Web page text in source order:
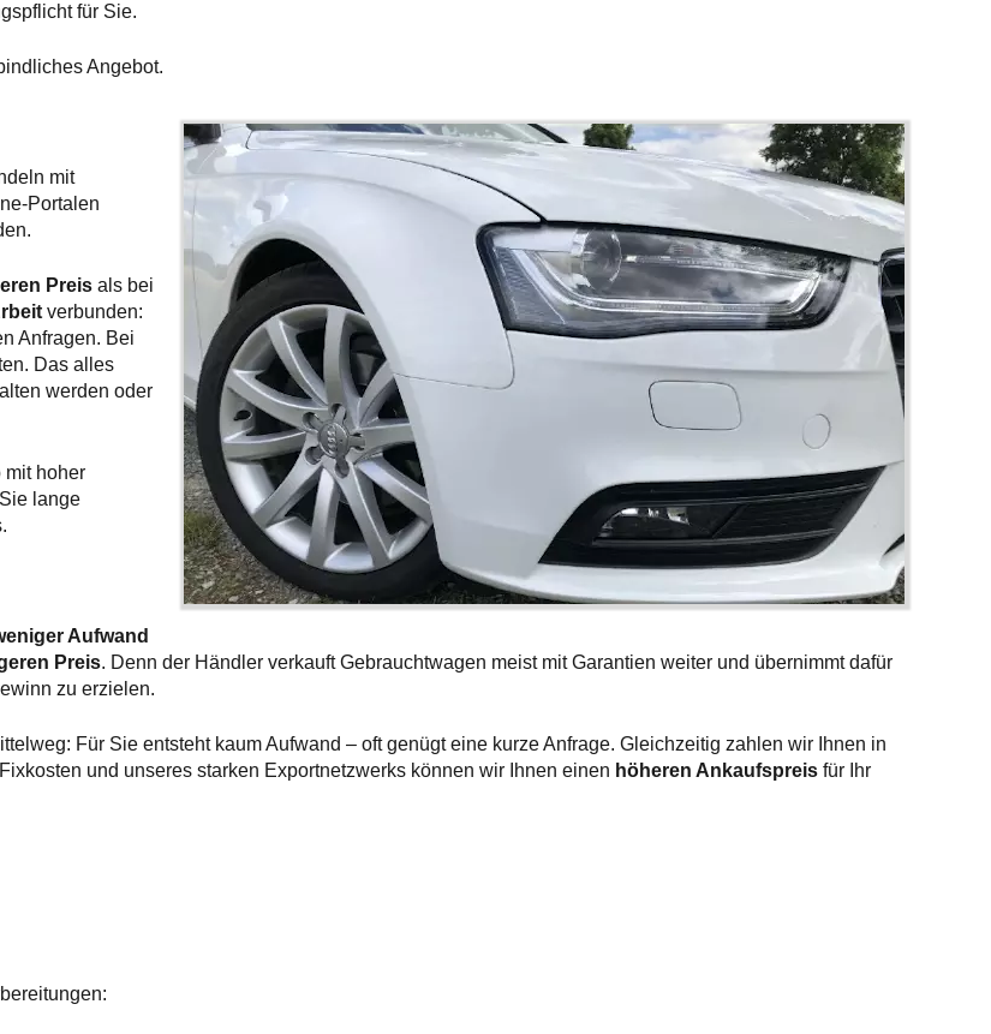
für Sie.
Angebot.
mit
Portalen
Preis als bei
verbunden:
Anfragen. Bei
Das alles
werden oder
mit hoher
lange
Aufwand
Preis. Denn der Händler verkauft Gebrauchtwagen meist mit Garantien weiter und übernimmt dafür
zu erzielen.
Für Sie entsteht kaum Aufwand – oft genügt eine kurze Anfrage. Gleichzeitig zahlen wir Ihnen in
und unseres starken Exportnetzwerks können wir Ihnen einen höheren Ankaufspreis für Ihr